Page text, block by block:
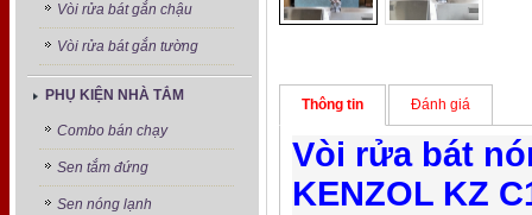
Vòi rửa bát gắn chậu
Vòi rửa bát gắn tường
PHỤ KIỆN NHÀ TẮM
Combo bán chạy
Sen tắm đứng
Sen nóng lạnh
Thông tin Đánh giá
Vòi rửa bát
KENZOL KZ